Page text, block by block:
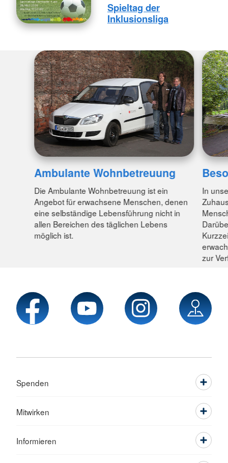
Spieltag der
Inklusionsliga
Ambulante Wohnbetreuung
Die Ambulante Wohnbetreuung ist ein
Angebot für erwachsene Menschen, denen
eine selbständige Lebensführung nicht in
allen Bereichen des täglichen Lebens
möglich ist.
In
zur
Spenden
Mitwirken
Informieren